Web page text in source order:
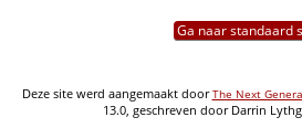
Ga naar standaard
Deze site werd aangemaakt doorThe Next
13.0, geschreven door Darrin